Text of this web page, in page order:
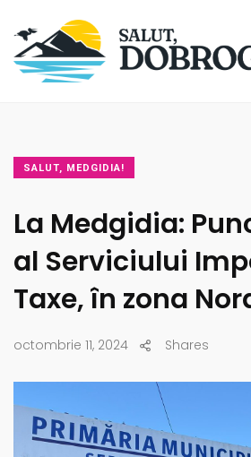
SALUT, MEDGIDIA!
La Medgidia:
al Serviciului
Taxe, în zona
octombrie 11, 2024 Shares